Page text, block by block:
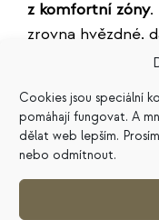
Cookies jsou speciální
pomáhají fungovat. A
dělat web lepším.
nebo odmítnout.
z komfortní zóny.
zrovna hvězdné,
učit se něco
Konečně – síla
potřeba
emoce.
psanému textu.